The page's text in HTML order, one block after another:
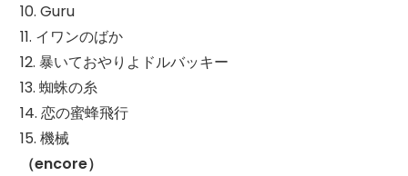
10. Guru
11. イワンのばか
12. 暴いておやりよドルバッキー
13. 蜘蛛の糸
14. 恋の蜜蜂飛行
15. 機械
（encore）